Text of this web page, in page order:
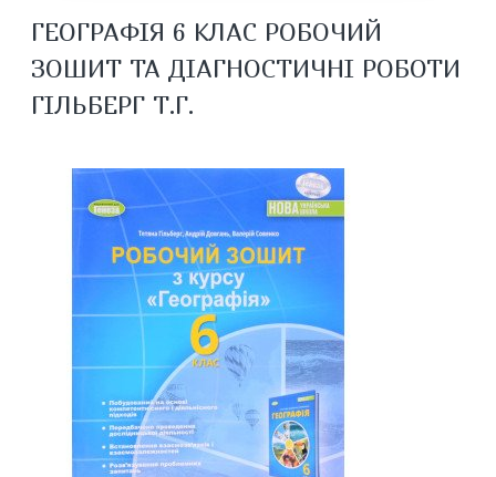
ГЕОГРАФІЯ 6 КЛАС РОБОЧИЙ
ЗОШИТ ТА ДІАГНОСТИЧНІ РОБОТИ
ГІЛЬБЕРГ Т.Г.